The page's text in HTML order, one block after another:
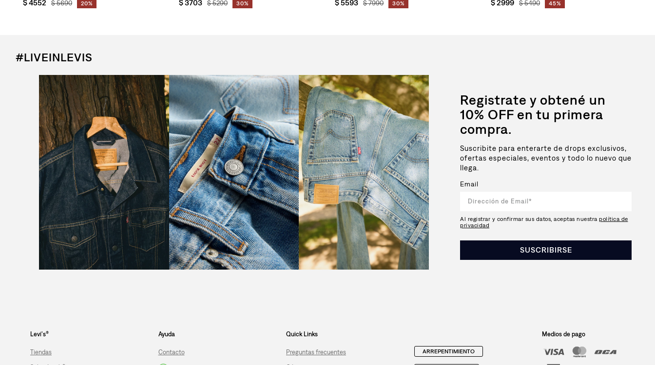
$4552 $5690 20% $3703 $5290 30% $5593 $7990 30% $2999 $5490 45%
#LIVEINLEVIS
Registrate y obtené un
10% OFF en tu primera
compra.
Suscribite para enterarte de drops exclusivos,
ofertas especiales, eventos y todo lo nuevo que
llega.
Email
Al registrar y confirmar sus datos, aceptas nuestra política de
privacidad
SUSCRIBIRSE
Levi's®
Tiendas
Ayuda
Contacto
Quick Links
Preguntas frecuentes ARREPENTIMIENTO
Medios de pago